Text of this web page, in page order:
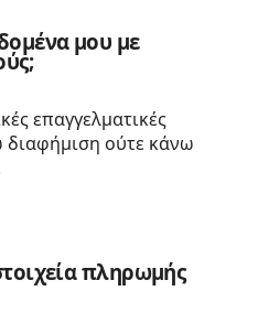
μου με
επαγγελματικές
διαφήμιση ούτε κάνω
πληρωμής